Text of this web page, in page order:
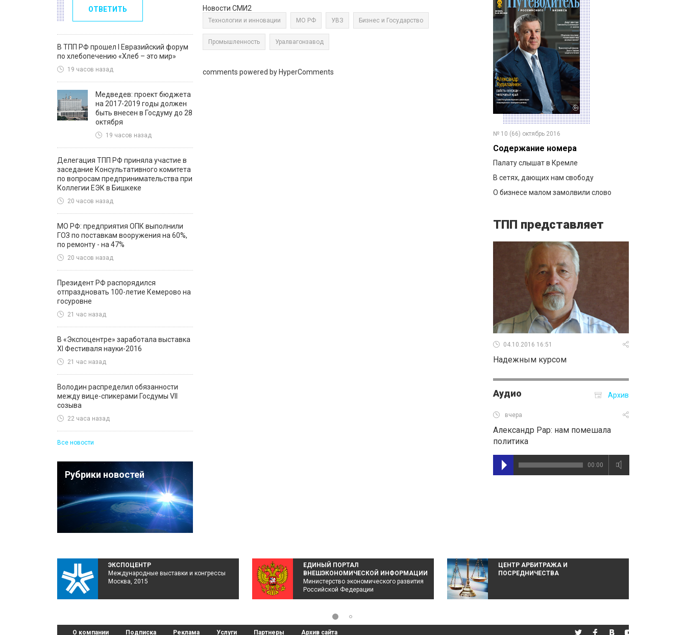
ОТВЕТИТЬ
В ТПП РФ прошел I Евразийский форум
по хлебопечению «Хлеб – это мир»
19 часов назад
Медведев: проект бюджета
на 2017-2019 годы должен
быть внесен в Госдуму до 28
октября
19 часов назад
Делегация ТПП РФ приняла участие в
заседание Консультативного комитета
по вопросам предпринимательства при
Коллегии ЕЭК в Бишкеке
20 часов назад
МО РФ: предприятия ОПК выполнили
ГОЗ по поставкам вооружения на 60%,
по ремонту - на 47%
20 часов назад
Президент РФ распорядился
отпраздновать 100-летие Кемерово на
госуровне
21 час назад
В «Экспоцентре» заработала выставка
XI Фестиваля науки-2016
21 час назад
Володин распределил обязанности
между вице-спикерами Госдумы VII
созыва
22 часа назад
Все новости
Рубрики новостей
Новости СМИ2
Технологии и инновации МО РФ УВЗ Бизнес и Государство
Промышленность Уралвагонзавод
comments powered by HyperComments
№ 10 (66) октябрь 2016
Содержание номера
Палату слышат в Кремле
В сетях, дающих нам свободу
О бизнесе малом замолвили слово
ТПП представляет
04.10.2016 16:51
Надежным курсом
Аудио Архив
вчера
Александр Рар: нам помешала
политика
00:00
ЭКСПОЦЕНТР
Международные выставки и конгрессы
Москва, 2015
ЕДИНЫЙ ПОРТАЛ
ВНЕШЭКОНОМИЧЕСКОЙ ИНФОРМАЦИИ
Министерство экономического развития
Российской Федерации
ЦЕНТР АРБИТРАЖА И
ПОСРЕДНИЧЕСТВА
О компании Подписка Реклама Услуги Партнеры Архив сайта